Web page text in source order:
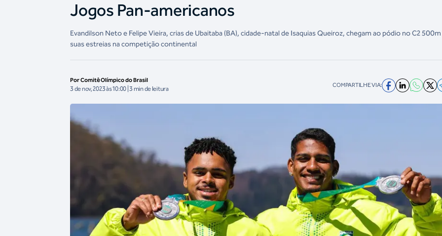
Jogos Pan-americanos
Evandilson Neto e Felipe Vieira, crias de Ubaitaba (BA), cidade-natal de Isaquias Queiroz, chegam ao pódio no C2
suas estreias na competição continental
Por Comitê Olímpico do Brasil
3 de nov, 2023 às 10:00 | 3 min de leitura COMPARTILHE VIA: